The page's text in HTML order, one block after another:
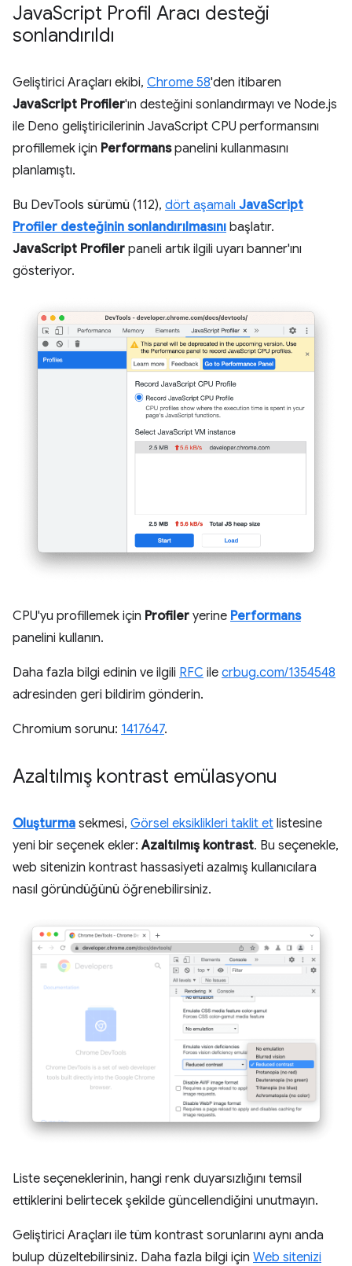
JavaScript Profil Aracı desteği
sonlandırıldı
Geliştirici Araçları ekibi, Chrome 58'den itibaren
JavaScript Profiler'ın desteğini sonlandırmayı ve Node.js
ile Deno geliştiricilerinin JavaScript CPU performansını
profillemek için Performanspanelini kullanmasını
planlamıştı.
Bu DevTools sürümü (112), dört aşamalı JavaScript
Profiler desteğinin sonlandırılmasını başlatır.
JavaScript Profiler paneli artık ilgili uyarı banner'ını
gösteriyor.
CPU'yu profillemek için Profiler yerine Performans
panelini kullanın.
Daha fazla bilgi edinin ve ilgili RFC ile crbug.com/1354548
adresinden geri bildirim gönderin.
Chromium sorunu: 1417647.
Azaltılmış kontrast emülasyonu
Oluşturma sekmesi, Görsel eksiklikleri taklit et listesine
yeni bir seçenek ekler:Azaltılmış kontrast. Bu seçenekle,
web sitenizin kontrast hassasiyeti azalmış kullanıcılara
nasıl göründüğünü öğrenebilirsiniz.
Liste seçeneklerinin, hangi renk duyarsızlığını temsil
ettiklerini belirtecek şekilde güncellendiğini unutmayın.
Geliştirici Araçları ile tüm kontrast sorunlarını aynı anda
bulup düzeltebilirsiniz. Daha fazla bilgi için Web sitenizi